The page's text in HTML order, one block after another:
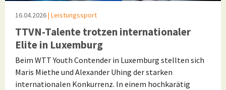
16.04.2026| Leistungssport
TTVN-Talente trotzen internationaler
Elite in Luxemburg
Beim WTT Youth Contender in Luxemburg stellten sich
Maris Miethe und Alexander Uhing der starken
internationalen Konkurrenz. In einem hochkarätig